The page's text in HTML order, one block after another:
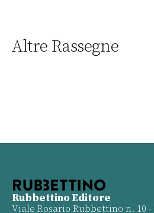
Altre Rassegne
Rubbettino Editore
Viale Rosario Rubbettino n. 10 -